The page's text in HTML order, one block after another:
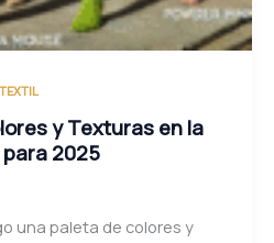
TEXTIL
y Texturas en la
2025
una paleta de colores y